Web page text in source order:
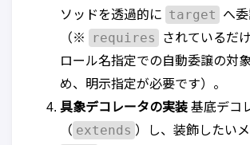
ソッドを透過的に target
へ
（※
requires
されているだ
ロール名指定での自動委譲の対
め、明示指定が必要です）。
具象デコレータの実装 基底デコ
（ extends ）し、装飾したい